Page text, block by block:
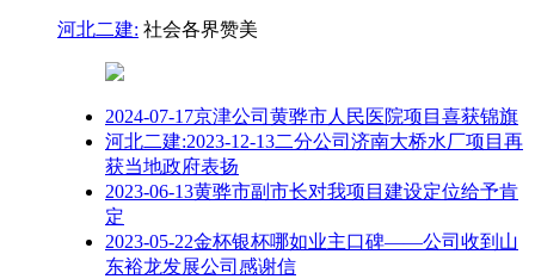
河北二建: 社会各界赞美
2024-07-17京津公司黄骅市人民医院项目喜获锦旗
河北二建:2023-12-13二分公司济南大桥水厂项目再
获当地政府表扬
2023-06-13黄骅市副市长对我项目建设定位给予肯
定
2023-05-22金杯银杯哪如业主口碑——公司收到山
东裕龙发展公司感谢信